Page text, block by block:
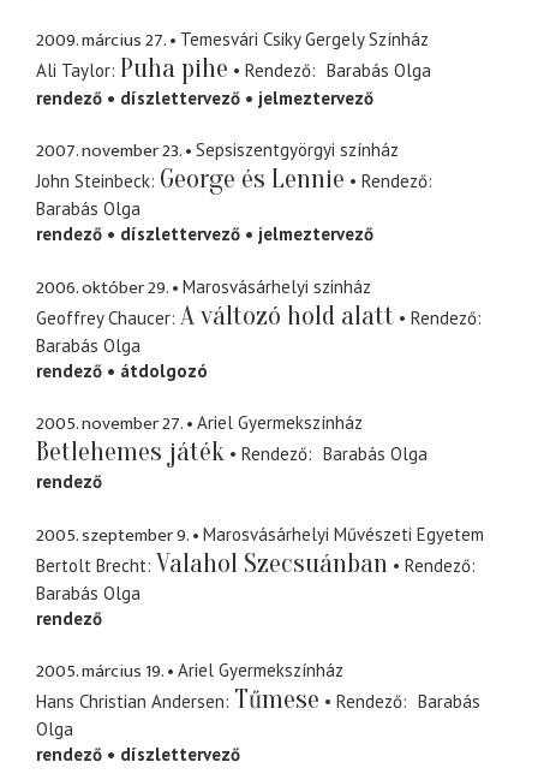
2009. március 27.
Temesvári Csiky Gergely Színház
Ali Taylor Puha pihe Rendező
Barabás Olga
rendező
díszlettervező jelmeztervező
2007. november 23.
Sepsiszentgyörgyi színház
John Steinbeck George és Lennie
Rendező
Barabás Olga
rendező
díszlettervező jelmeztervező
2006. október 29.
Marosvásárhelyi szinház
Geoffrey Chaucer A változó hold alatt
Rendező
Barabás Olga
rendező
átdolgozó
2005. november 27. Ariel Gyermekszínház
Betlehemes játék Rendező
Barabás Olga
rendező
2005. szeptember 9.
Marosvásárhelyi Művészeti Egyetem
Bertolt Brecht Valahol Szecsuánban
Rendező
Barabás Olga
rendező
2005. március 19.
Ariel Gyermekszínház
Hans Christian Andersen Tűmese Rendező
Barabás
Olga
rendező
díszlettervező